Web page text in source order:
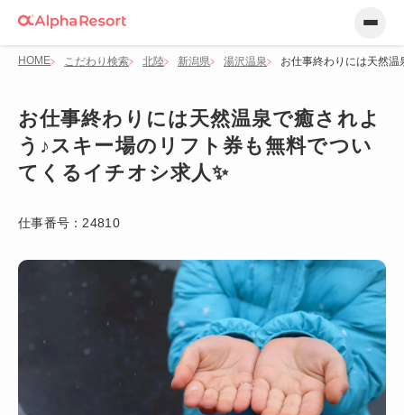
HOME こだわり検索 北陸 新潟県 湯沢温泉 お仕事終わりには天然
お仕事終わりには天然温泉で癒されよ
う♪スキー場のリフト券も無料でつい
てくるイチオシ求人✨
仕事番号： 24810